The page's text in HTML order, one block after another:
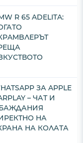
R 65 ADELITA:
ЗА APPLE
– ЧАТ И
НА
НА КОЛАТА